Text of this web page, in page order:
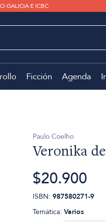
GALICIA E ICBC
Ficción Agenda
Paulo Coelho
Veronika
$20.900
ISBN: 987580271-9
Temática: Varios